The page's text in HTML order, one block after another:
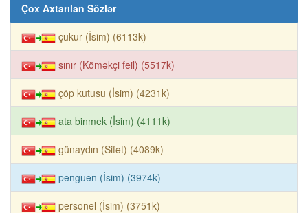
Çox Axtarılan Sözlər
çukur (İsim) (6113k)
sınır (Köməkçi feil) (5517k)
çöp kutusu (İsim) (4231k)
ata binmek (İsim) (4111k)
günaydın (Sifət) (4089k)
penguen (İsim) (3974k)
personel (İsim) (3751k)